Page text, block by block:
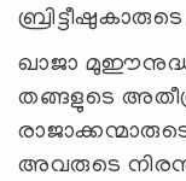
ഖാജാ
തങ്ങളുടെ
അവരുടെ